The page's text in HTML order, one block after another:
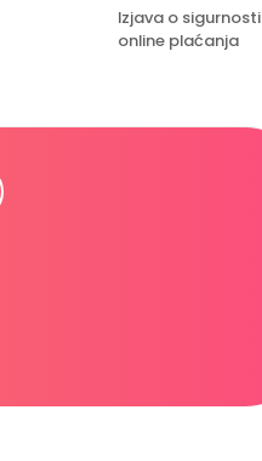
Izjava o sigurnosti
online plaćanja